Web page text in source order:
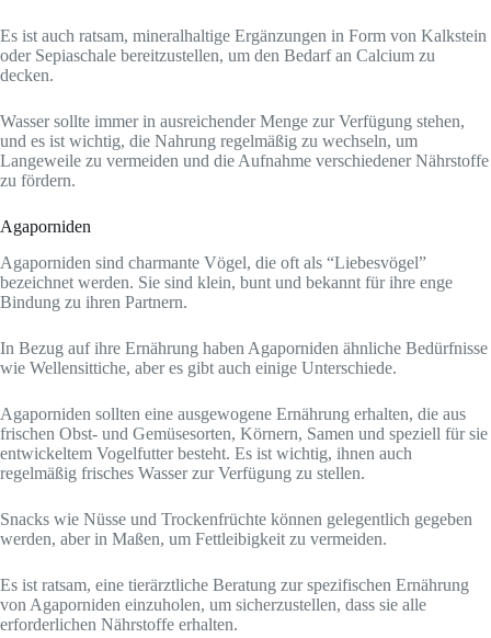
Es ist auch ratsam, mineralhaltige Ergänzungen in Form von Kalkstein
oder Sepiaschale bereitzustellen, um den Bedarf an Calcium zu
decken.
Wasser sollte immer in ausreichender Menge zur Verfügung stehen,
und es ist wichtig, die Nahrung regelmäßig zu wechseln, um
Langeweile zu vermeiden und die Aufnahme verschiedener Nährstoffe
zu fördern.
Agaporniden
Agaporniden sind charmante Vögel, die oft als “Liebesvögel”
bezeichnet werden. Sie sind klein, bunt und bekannt für ihre enge
Bindung zu ihren Partnern.
In Bezug auf ihre Ernährung haben Agaporniden ähnliche Bedürfnisse
wie Wellensittiche, aber es gibt auch einige Unterschiede.
Agaporniden sollten eine ausgewogene Ernährung erhalten, die aus
frischen Obst- und Gemüsesorten, Körnern, Samen und speziell für sie
entwickeltem Vogelfutter besteht. Es ist wichtig, ihnen auch
regelmäßig frisches Wasser zur Verfügung zu stellen.
Snacks wie Nüsse und Trockenfrüchte können gelegentlich gegeben
werden, aber in Maßen, um Fettleibigkeit zu vermeiden.
Es ist ratsam, eine tierärztliche Beratung zur spezifischen Ernährung
von Agaporniden einzuholen, um sicherzustellen, dass sie alle
erforderlichen Nährstoffe erhalten.